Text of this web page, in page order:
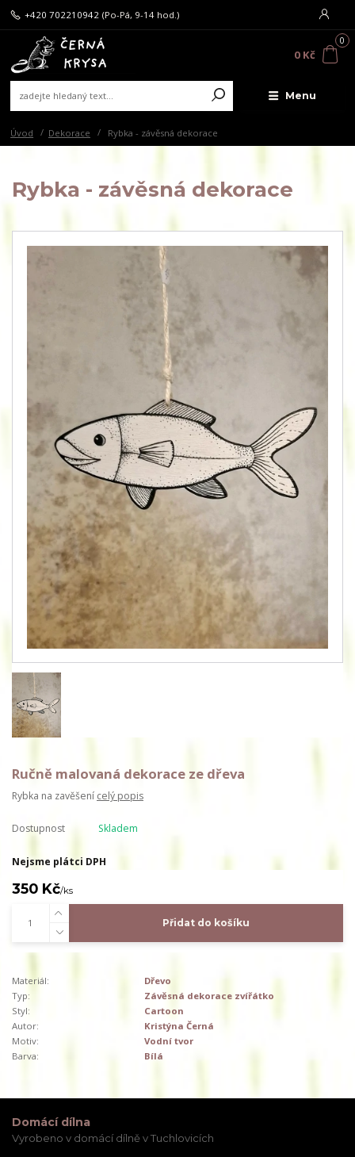
Menu
+420 702210942 (Po-Pá, 9-14 hod.)
0
0 Kč
Úvod Dekorace Rybka - závěsná dekorace
Rybka - závěsná dekorace
Ručně malovaná dekorace ze dřeva
Rybka na zavěšení celý popis
Dostupnost Skladem
Nejsme plátci DPH
350 Kč/ks
Přidat do košíku
Materiál:
Dřevo
Typ:
Závěsná dekorace zvířátko
Styl:
Cartoon
Autor:
Kristýna Černá
Motiv:
Vodní tvor
Barva:
Bílá
Domácí dílna
Vyrobeno v domácí dílně v Tuchlovicích